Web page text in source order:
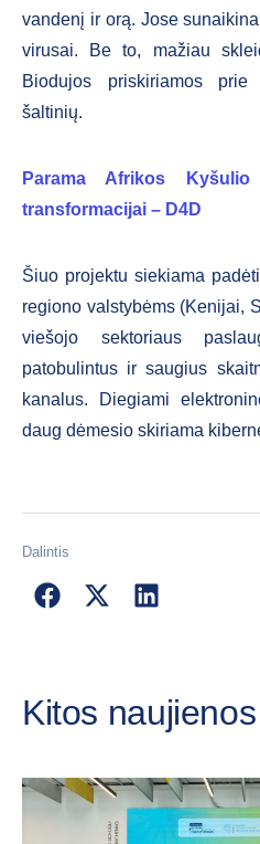
vandenį ir orą. Jose
virusai. Be to, mažiau
Biodujos priskiriamos prie
šaltinių.
Parama Afrikos
transformacijai – D4D
Šiuo projektu siekiama
regiono valstybėms (Kenijai,
viešojo sektoriaus
patobulintus ir saugius
kanalus. Diegiami
daug dėmesio skiriama
Dalintis
Kitos naujienos